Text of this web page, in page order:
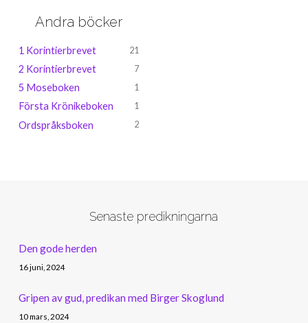
Andra böcker
1 Korintierbrevet 21
2 Korintierbrevet 7
5 Moseboken 1
Första Krönikeboken 1
Ordspråksboken 2
Senaste predikningarna
Den gode herden
16 juni, 2024
Gripen av gud, predikan med Birger Skoglund
10 mars, 2024